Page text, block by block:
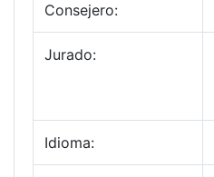
Consejero:
Jurado:
Idioma: